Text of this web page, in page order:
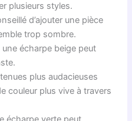
plusieurs styles.
d’ajouter une pièce
trop sombre.
écharpe beige peut
plus audacieuses
couleur plus vive à travers